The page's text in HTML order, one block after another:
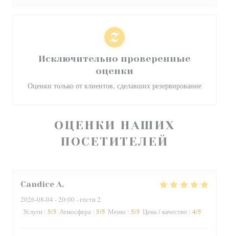
ОЦЕНКИ НАШИХ
ПОСЕТИТЕЛЕЙ
Candice A
2026-08-04 - 20:00 - гости 2
Услуги : 5/5 Атмосфера : 5/5 Меню : 5/5 Цена / качество : 4/5
Исключительно проверенные
оценки
Оценки только от клиентов, сделавших резервирование